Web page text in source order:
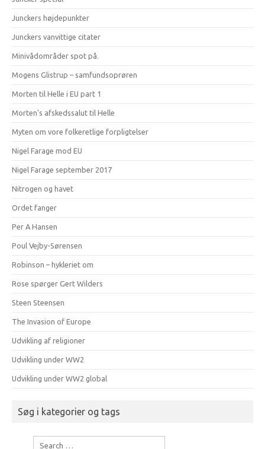
Junckers højdepunkter
Junckers vanvittige citater
Minivådområder spot på.
Mogens Glistrup – samfundsoprøren
Morten til Helle i EU part 1
Morten's afskedssalut til Helle
Myten om vore folkeretlige forpligtelser
Nigel Farage mod EU
Nigel Farage september 2017
Nitrogen og havet
Ordet fanger
Per A Hansen
Poul Vejby-Sørensen
Robinson – hykleriet om
Rose spørger Gert Wilders
Steen Steensen
The Invasion of Europe
Udvikling af religioner
Udvikling under WW2
Udvikling under WW2 global
Søg i kategorier og tags